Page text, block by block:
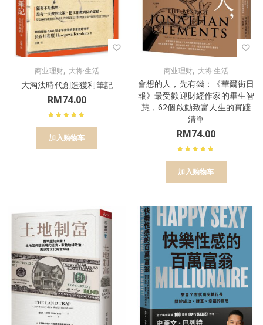
商业理财, 大将·生活
大淘汰時代創造獲利筆記
RM74.00
加入购物车
商业理财, 大将·生活
會想的人，先有錢：《華爾街日
報》最受歡迎財經作家的畢生智
慧，62個啟動致富人生的實踐
清單
RM74.00
加入购物车